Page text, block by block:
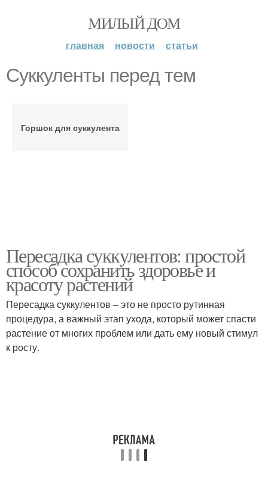
МИЛЫЙ ДОМ
главная новости статьи
Суккуленты перед тем
Горшок для суккулента
Пересадка суккулентов: простой
способ сохранить здоровье и
красоту растений
Пересадка суккулентов – это не просто рутинная
процедура, а важный этап ухода, который может спасти
растение от многих проблем или дать ему новый стимул
к росту.